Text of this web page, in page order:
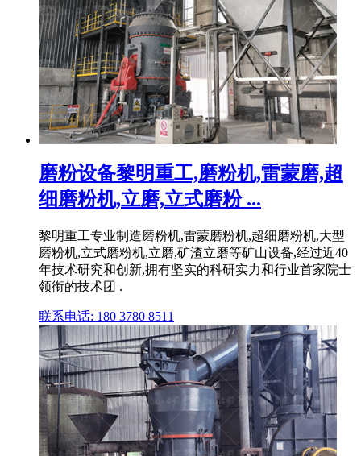
磨粉设备黎明重工,磨粉机,雷蒙磨,超
细磨粉机,立磨,立式磨粉 ...
黎明重工专业制造磨粉机,雷蒙磨粉机,超细磨粉机,大型
磨粉机,立式磨粉机,立磨,矿渣立磨等矿山设备,经过近40
年技术研究和创新,拥有坚实的科研实力和行业首家院士
领衔的技术团 .
联系电话: 180 3780 8511